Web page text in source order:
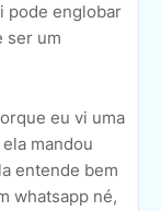
pode englobar
ser um
eu vi uma
mandou
entende bem
whatsapp né,